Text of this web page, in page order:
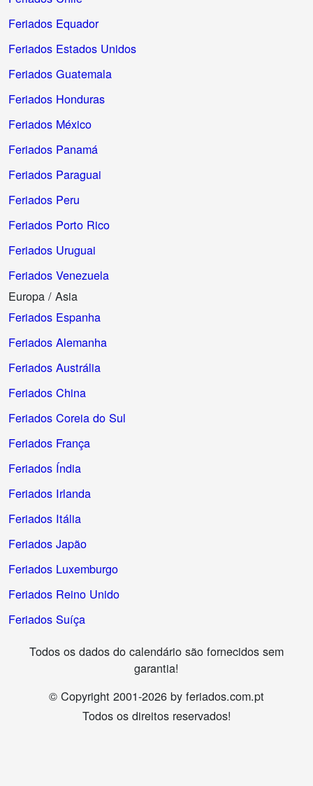
Feriados Equador
Feriados Estados Unidos
Feriados Guatemala
Feriados Honduras
Feriados México
Feriados Panamá
Feriados Paraguai
Feriados Peru
Feriados Porto Rico
Feriados Uruguai
Feriados Venezuela
Europa / Asia
Feriados Espanha
Feriados Alemanha
Feriados Austrália
Feriados China
Feriados Coreia do Sul
Feriados França
Feriados Índia
Feriados Irlanda
Feriados Itália
Feriados Japão
Feriados Luxemburgo
Feriados Reino Unido
Feriados Suíça
Todos os dados do calendário são fornecidos sem
garantia!
© Copyright 2001-2026 by feriados.com.pt
Todos os direitos reservados!